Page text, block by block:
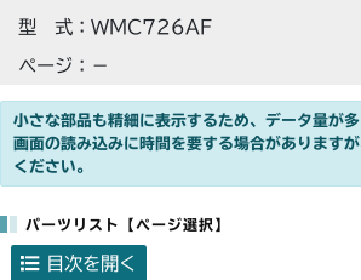
型 式：WMC726AF
ページ：－
小さな部品も精細に表示するため、データ量が
画面の読み込みに時間を要する場合があります
ください。
パーツリスト【ページ選択】
目次を開く